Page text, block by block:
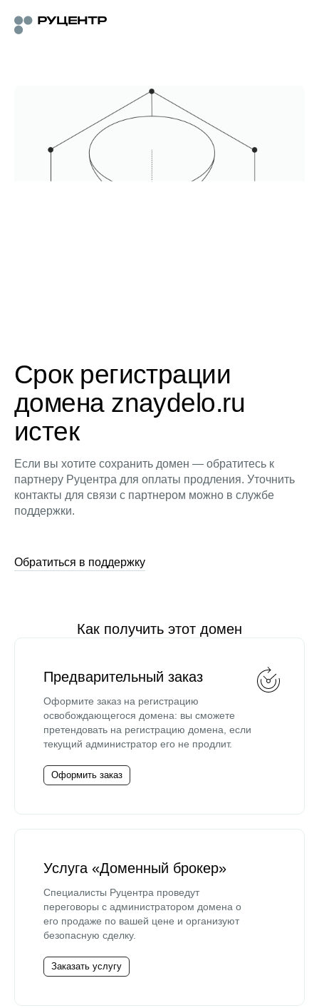
Срок регистрации
домена znaydelo.ru
истек
Если вы хотите сохранить домен — обратитесь к
партнеру Руцентра для оплаты продления. Уточнить
контакты для связи с партнером можно в службе
поддержки.
Обратиться в поддержку
Как получить этот домен
Предварительный заказ
Оформите заказ на регистрацию
освобождающегося домена: вы сможете
претендовать на регистрацию домена, если
текущий администратор его не продлит.
Оформить заказ
Услуга «Доменный брокер»
Специалисты Руцентра проведут
переговоры с администратором домена о
его продаже по вашей цене и организуют
безопасную сделку.
Заказать услугу